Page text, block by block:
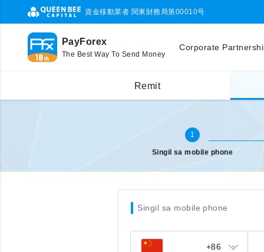
資金移動業者 関東財務局第00010号
PayForex
The Best Way To Send Money
Corporate
Remit
Ilagay ang mobile phone number
1
Singil sa mobile phone
Singil sa mobile phone
+86